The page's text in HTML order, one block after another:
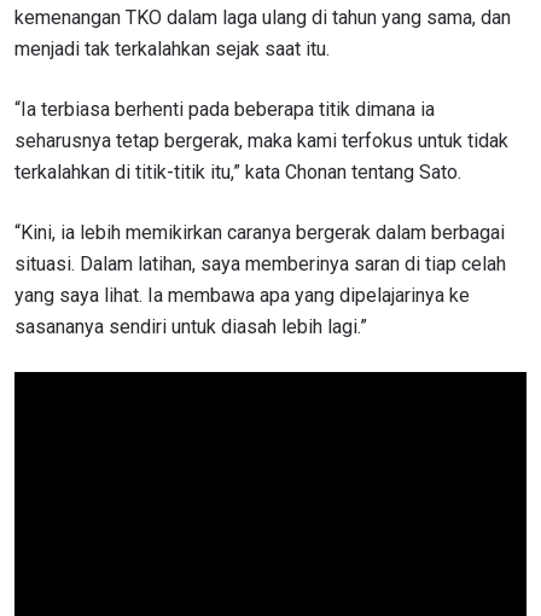
kemenangan TKO dalam laga ulang di tahun yang sama, dan
menjadi tak terkalahkan sejak saat itu.
“Ia terbiasa berhenti pada beberapa titik dimana ia
seharusnya tetap bergerak, maka kami terfokus untuk tidak
terkalahkan di titik-titik itu,” kata Chonan tentang Sato.
“Kini, ia lebih memikirkan caranya bergerak dalam berbagai
situasi. Dalam latihan, saya memberinya saran di tiap celah
yang saya lihat. Ia membawa apa yang dipelajarinya ke
sasananya sendiri untuk diasah lebih lagi.”